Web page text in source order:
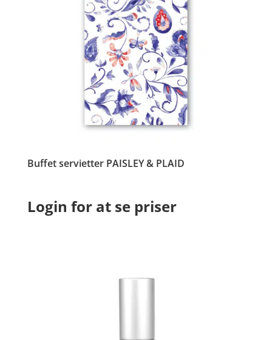
Buffet servietter PAISLEY & PLAID
Login for at se priser